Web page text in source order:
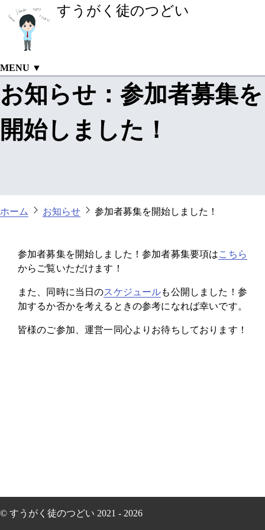
すうがく徒のつどい
MENU ▼
お知らせ：参加者募集を
開始しました！
ホーム お知らせ 参加者募集を開始しました！
参加者募集を開始しました！参加者募集要項はこちら
からご覧いただけます！
また、同時に当日のスケジュールも公開しました！参
加するか否かを考えるときの参考になれば幸いです。
皆様のご参加、運営一同心よりお待ちしております！
© すうがく徒のつどい 2021 - 2026